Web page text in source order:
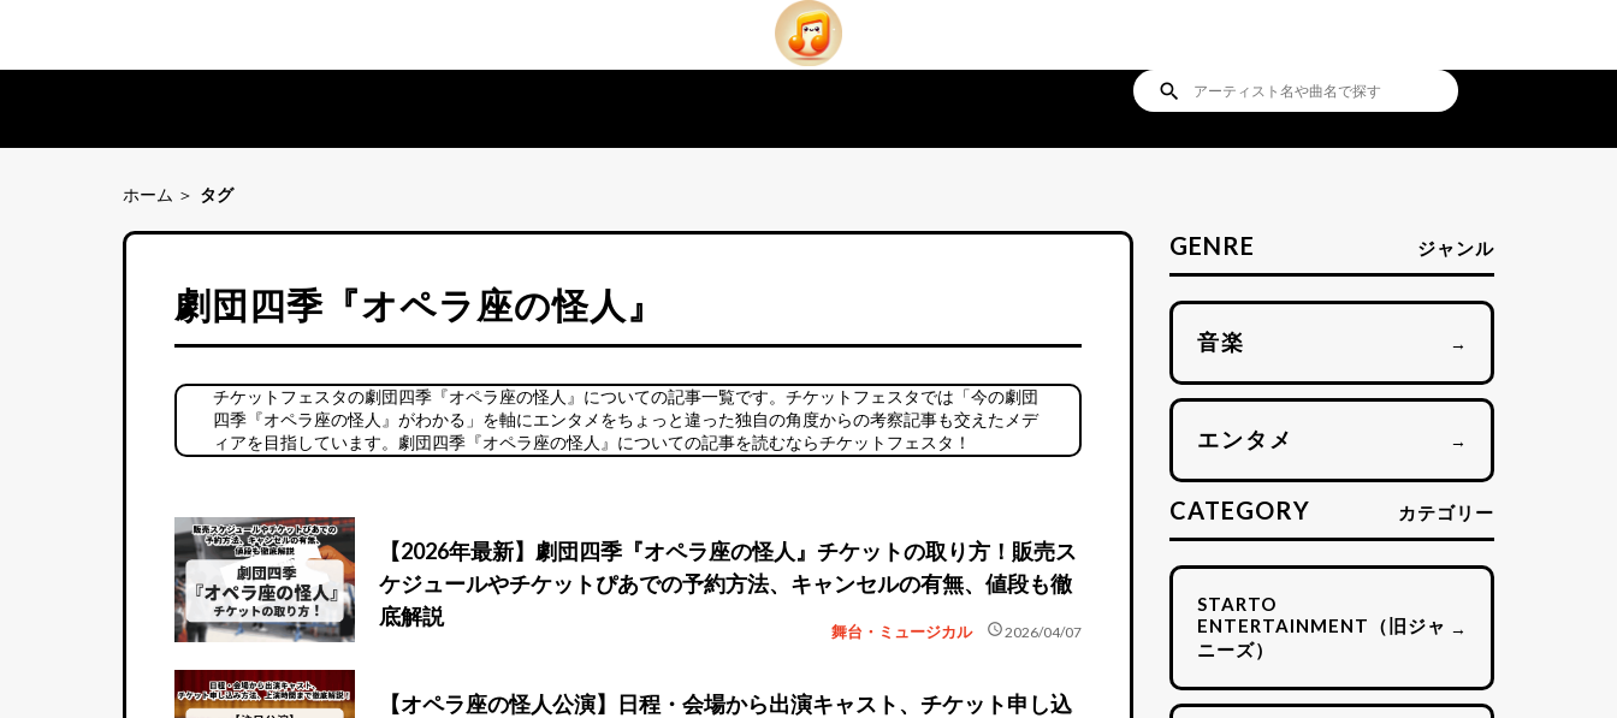
search
ホーム タグ
劇団四季『オペラ座の怪人』
チケットフェスタの劇団四季『オペラ座の怪人』についての記事一覧です。チケットフェスタでは「今の劇団
四季『オペラ座の怪人』がわかる」を軸にエンタメをちょっと違った独自の角度からの考察記事も交えたメデ
ィアを目指しています。劇団四季『オペラ座の怪人』についての記事を読むならチケットフェスタ！
【2026年最新】劇団四季『オペラ座の怪人』チケットの取り方！販売ス
ケジュールやチケットぴあでの予約方法、キャンセルの有無、値段も徹
底解説
舞台・ミュージカル schedule2026/04/07
【オペラ座の怪人公演】日程・会場から出演キャスト、チケット申し込
GENRE ジャンル
音楽 →
エンタメ →
CATEGORY カテゴリー
STARTO
ENTERTAINMENT（旧ジャ
ニーズ）
→